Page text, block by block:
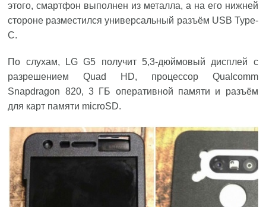
этого, смартфон выполнен из металла, а на его нижней
стороне разместился универсальный разъём USB Type-
C.
По слухам, LG G5 получит 5,3-дюймовый дисплей с
разрешением Quad HD, процессор Qualcomm
Snapdragon 820, 3 ГБ оперативной памяти и разъём
для карт памяти microSD.